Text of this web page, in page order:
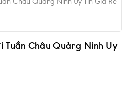
Tuần Châu Quảng Ninh Uy